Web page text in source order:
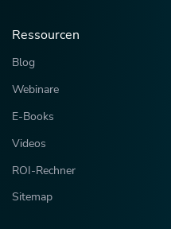
Ressourcen
Blog
Webinare
E-Books
Videos
ROI-Rechner
Sitemap